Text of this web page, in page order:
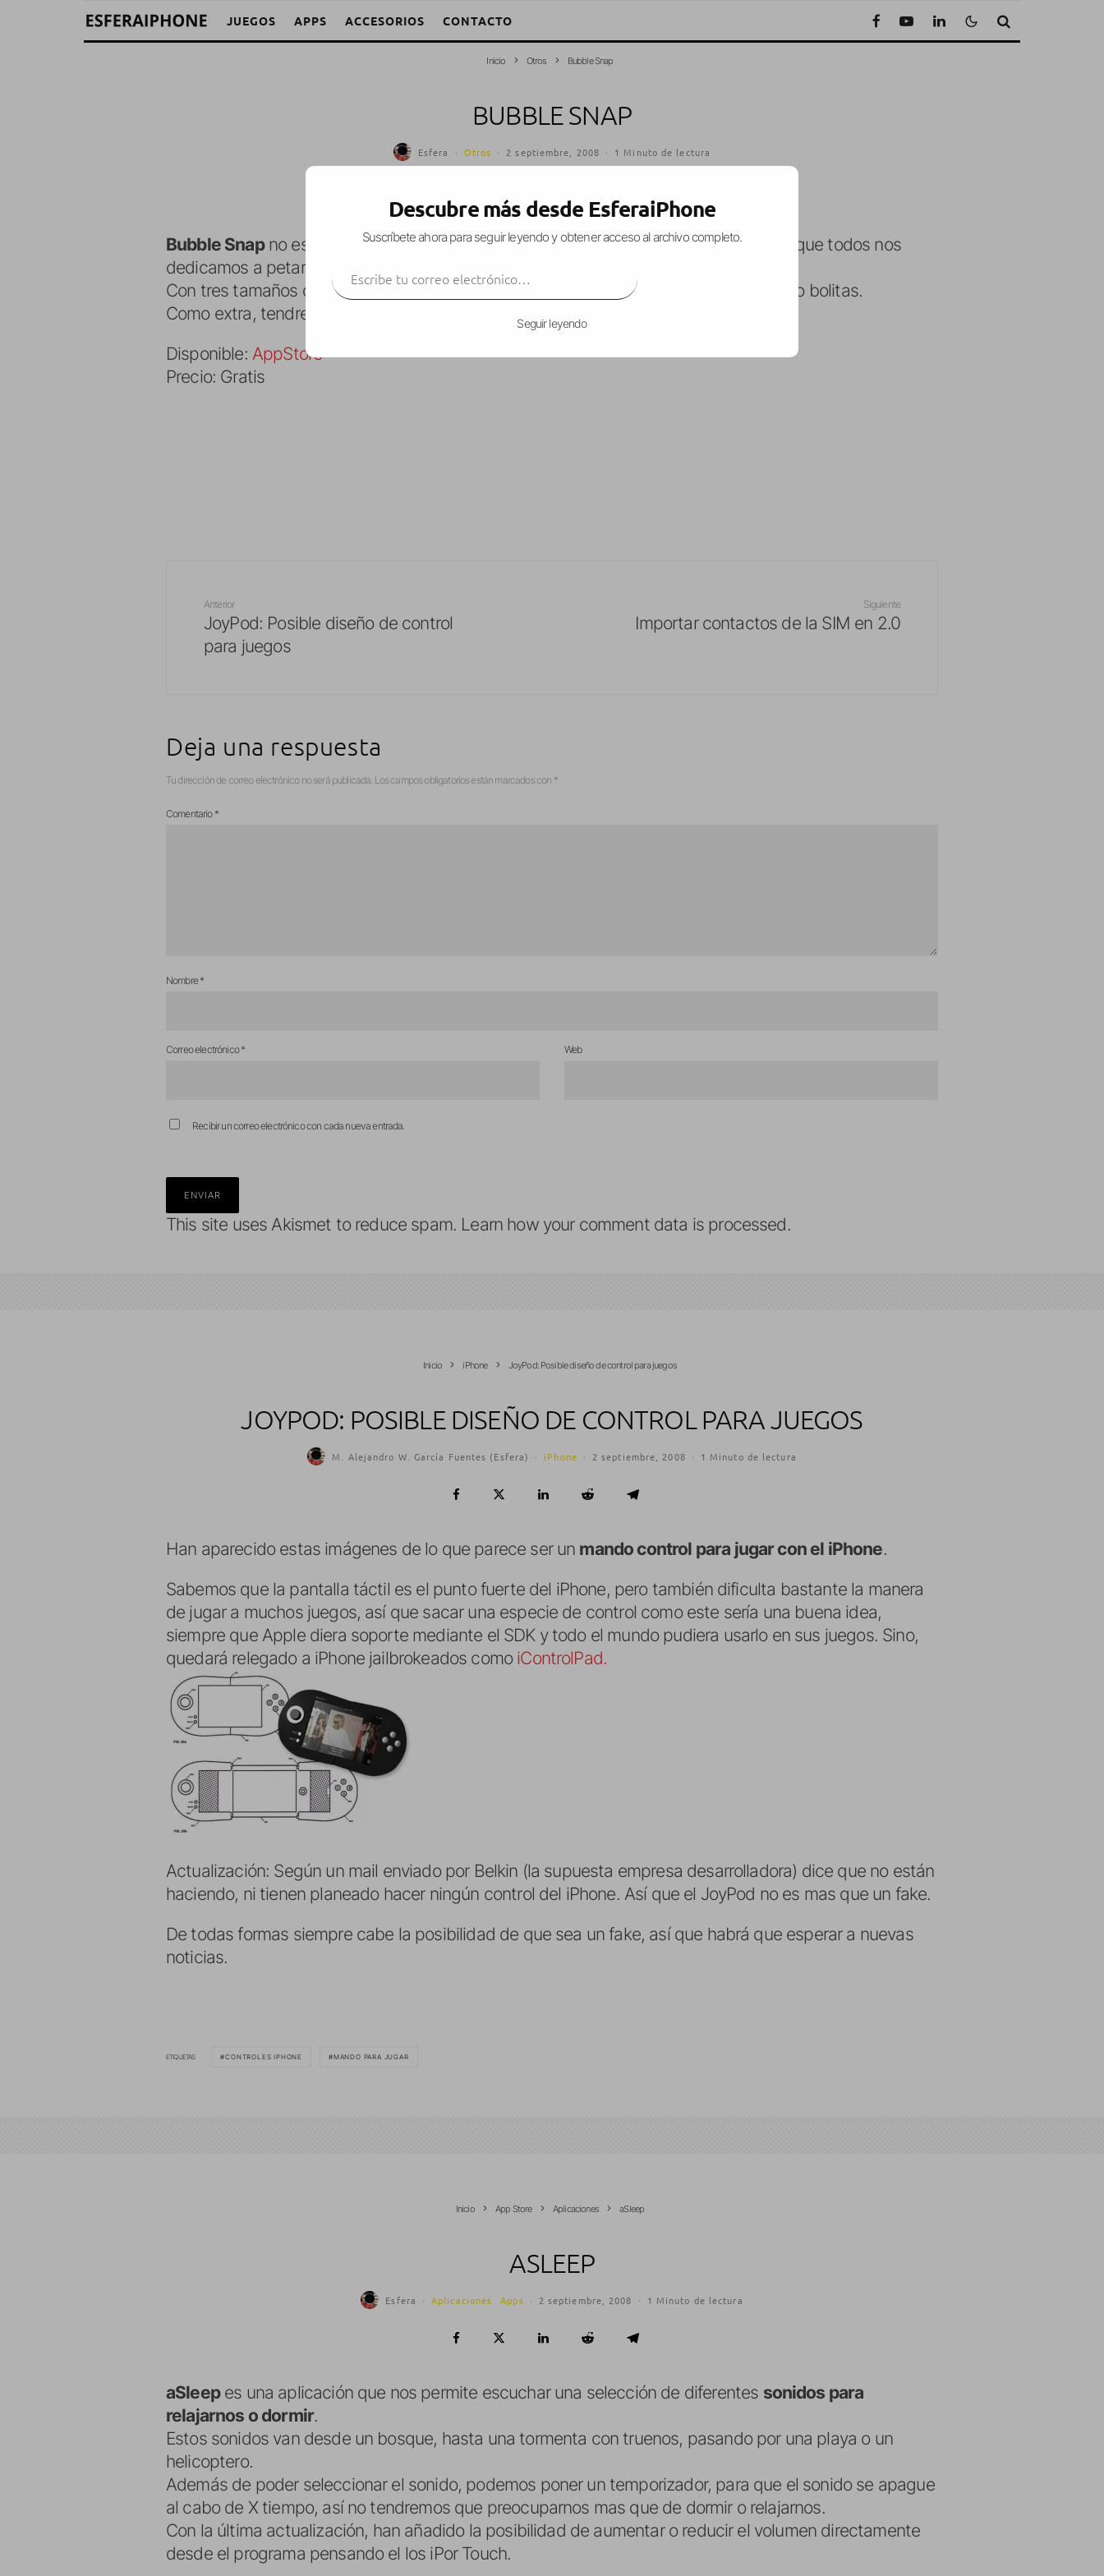
JUEGOS APPS ACCESORIOS CONTACTO
Inicio Otros Bubble Snap
BUBBLE SNAP
Esfera · Otros · 2 septiembre, 2008 · 1 Minuto de lectura
Bubble Snapno es mas que unsimulador de bolitas de aire para embalar, de esas que todos nos
dedicamos a petar cuando caen en nuestras manos.
Con tres tamaños disponibles, no hay mas finalidad que la de pasar el rato reventando bolitas.
Como extra, tendremos un contador de todas las bolitas que petemos.
Disponible: AppStore
Precio: Gratis
Anterior
JoyPod: Posible diseño de control
para juegos
Siguiente
Importar contactos de la SIM en 2.0
Deja una respuesta
Tu dirección de correo electrónico no será publicada. Los campos obligatorios están marcados con *
Comentario *
Nombre*
Correo electrónico* Web
Recibir un correo electrónico con cada nueva entrada.
This site uses Akismet to reduce spam. Learn how your comment data is processed.
Inicio iPhone JoyPod: Posible diseño de control para juegos
JOYPOD: POSIBLE DISEÑO DE CONTROL PARA JUEGOS
M. Alejandro W. García Fuentes (Esfera) · iPhone · 2 septiembre, 2008 · 1 Minuto de lectura
Han aparecido estas imágenes de lo que parece ser un mando control para jugar con el iPhone.
Sabemos que la pantalla táctil es el punto fuerte del iPhone, pero también dificulta bastante la manera
de jugar a muchos juegos, así que sacar una especie de control como este sería una buena idea,
siempre que Apple diera soporte mediante el SDK y todo el mundo pudiera usarlo en sus juegos. Sino,
quedará relegado a iPhone jailbrokeados como iControlPad.
Actualización: Según un mail enviado por Belkin (la supuesta empresa desarrolladora) dice que no están
haciendo, ni tienen planeado hacer ningún control del iPhone. Así que el JoyPod no es mas que un fake.
De todas formas siempre cabe la posibilidad de que sea un fake, así que habrá que esperar a nuevas
noticias.
ETIQUETAS CONTROLES IPHONE MANDO PARA JUGAR
Inicio App Store Aplicaciones aSleep
ASLEEP
Esfera · Aplicaciones Apps · 2 septiembre, 2008 · 1 Minuto de lectura
aSleepes una aplicación que nos permite escuchar una selección de diferentes sonidos para
relajarnos o dormir.
Estos sonidos van desde un bosque, hasta una tormenta con truenos, pasando por una playa o un
helicoptero.
Además de poder seleccionar el sonido, podemos poner un temporizador, para que el sonido se apague
al cabo de X tiempo, así no tendremos que preocuparnos mas que de dormir o relajarnos.
Con la última actualización, han añadido la posibilidad de aumentar o reducir el volumen directamente
desde el programa pensando el los iPor Touch.
Descubre más desde EsferaiPhone
Suscríbete ahora para seguir leyendo y obtener acceso al archivo completo.
Seguir leyendo